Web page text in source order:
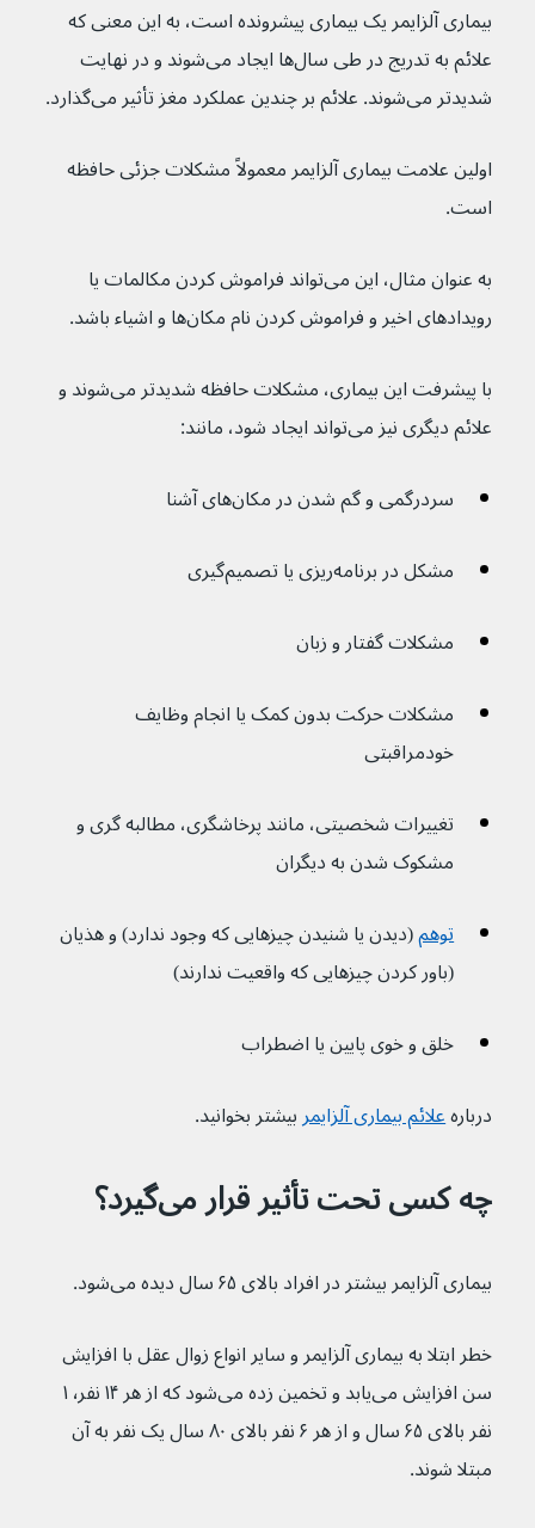
بیماری آلزایمر یک بیماری پیشرونده است، به این معنی که
علائم به تدریج در طی سال‌ها ایجاد می‌شوند و در نهایت
شدیدتر می‌شوند. علائم بر چندین عملکرد مغز تأثیر می‌گذارد.
اولین علامت بیماری آلزایمر معمولاً مشکلات جزئی حافظه
است.
به عنوان مثال، این می‌تواند فراموش کردن مکالمات یا
رویدادهای اخیر و فراموش کردن نام مکان‌ها و اشیاء باشد.
با پیشرفت این بیماری، مشکلات حافظه شدیدتر می‌شوند و
علائم دیگری نیز می‌تواند ایجاد شود، مانند:
سردرگمی و گم شدن در مکان‌های آشنا
مشکل در برنامه‌ریزی یا تصمیم‌گیری
مشکلات گفتار و زبان
مشکلات حرکت بدون کمک یا انجام وظایف
خودمراقبتی
تغییرات شخصیتی، مانند پرخاشگری، مطالبه گری و
مشکوک شدن به دیگران
توهم (دیدن یا شنیدن چیزهایی که وجود ندارد) و هذیان
(باور کردن چیزهایی که واقعیت ندارند)
خلق و خوی پایین یا اضطراب
درباره علائم بیماری آلزایمر بیشتر بخوانید.
چه کسی تحت تأثیر قرار می‌گیرد؟
بیماری آلزایمر بیشتر در افراد بالای ۶۵ سال دیده می‌شود.
خطر ابتلا به بیماری آلزایمر و سایر انواع زوال عقل با افزایش
سن افزایش می‌یابد و تخمین زده می‌شود که از هر ۱۴ نفر٬ ۱
نفر بالای ۶۵ سال و از هر ۶ نفر بالای ۸۰ سال یک نفر به آن
مبتلا شوند.